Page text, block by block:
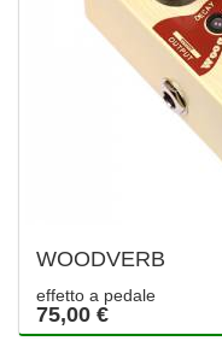
WOODVERB
effetto a pedale
75,00 €